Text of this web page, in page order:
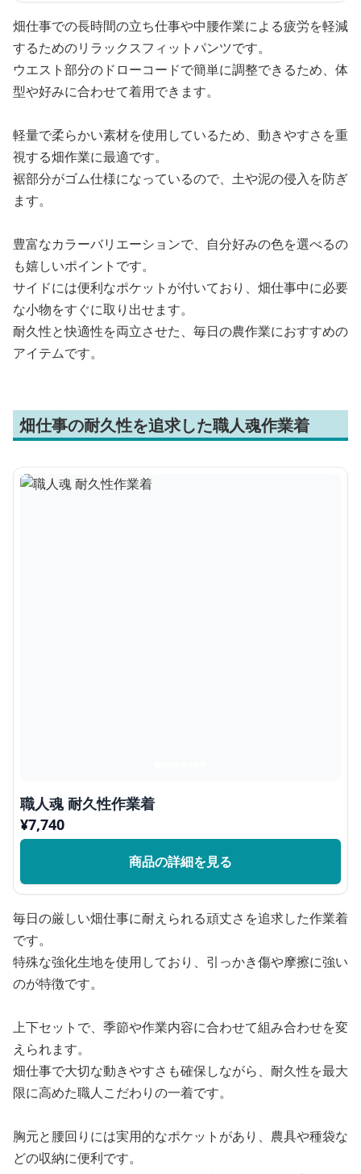
畑仕事での長時間の立ち仕事や中腰作業による疲労を軽減
するためのリラックスフィットパンツです。
ウエスト部分のドローコードで簡単に調整できるため、体
型や好みに合わせて着用できます。
軽量で柔らかい素材を使用しているため、動きやすさを重
視する畑作業に最適です。
裾部分がゴム仕様になっているので、土や泥の侵入を防ぎ
ます。
豊富なカラーバリエーションで、自分好みの色を選べるの
も嬉しいポイントです。
サイドには便利なポケットが付いており、畑仕事中に必要
な小物をすぐに取り出せます。
耐久性と快適性を両立させた、毎日の農作業におすすめの
アイテムです。
畑仕事の耐久性を追求した職人魂作業着
職人魂 耐久性作業着
¥7,740
商品の詳細を見る
毎日の厳しい畑仕事に耐えられる頑丈さを追求した作業着
です。
特殊な強化生地を使用しており、引っかき傷や摩擦に強い
のが特徴です。
上下セットで、季節や作業内容に合わせて組み合わせを変
えられます。
畑仕事で大切な動きやすさも確保しながら、耐久性を最大
限に高めた職人こだわりの一着です。
胸元と腰回りには実用的なポケットがあり、農具や種袋な
どの収納に便利です。